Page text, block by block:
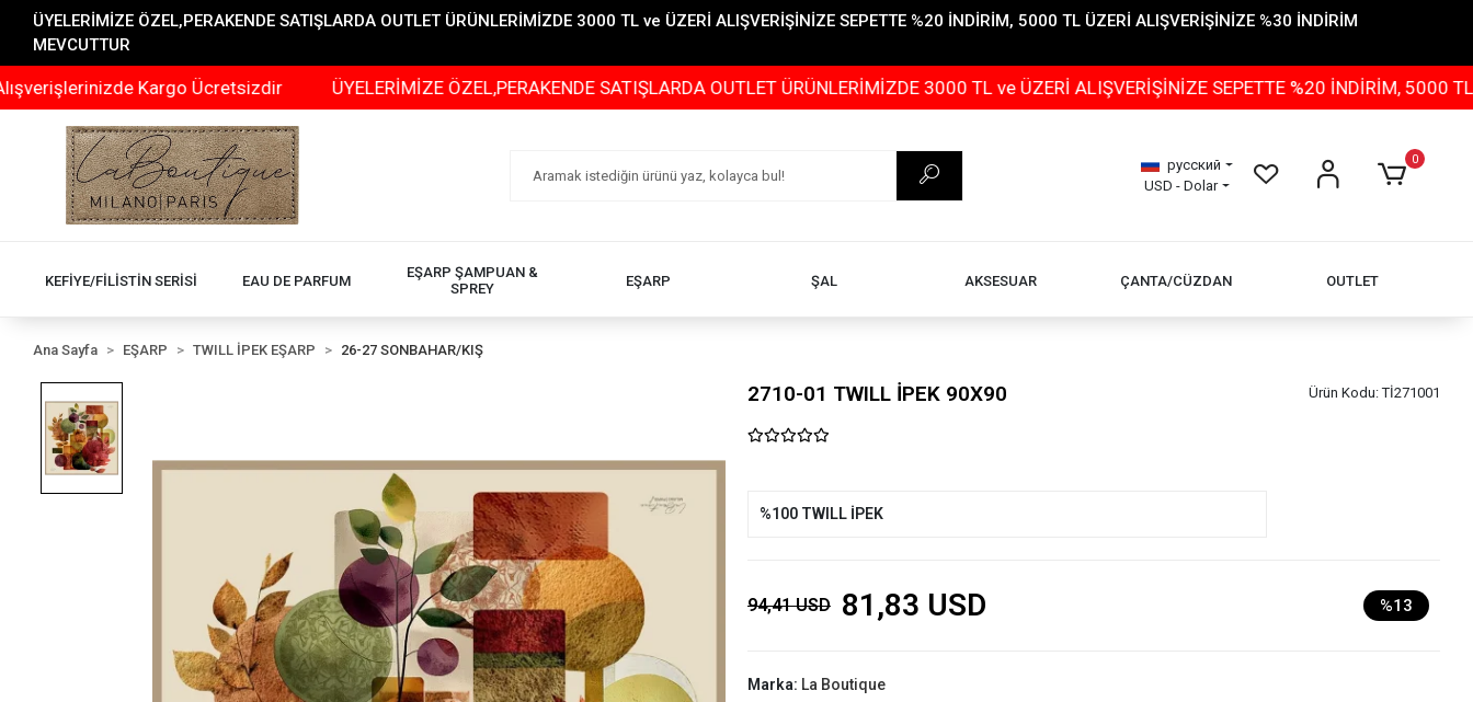
ÜYELERİMİZE ÖZEL,PERAKENDE SATIŞLARDA OUTLET ÜRÜNLERİMİZDE 3000 TL ve ÜZERİ ALIŞVERİŞİNİZE SEPETTE %20 İNDİRİM, 5000 TL ÜZERİ ALIŞVERİŞİNİZE %30 İNDİRİM
MEVCUTTUR
Kargo Ücretsizdir ÜYELERİMİZE ÖZEL,PERAKENDE SATIŞLARDA OUTLET ÜRÜNLERİMİZDE 3000 TL ve ÜZERİ ALIŞVERİŞİNİZE SEPETTE %20 İNDİRİM, 5000 TL ÜZERİ
русский
USD - Dolar
0
KEFİYE/FİLİSTİN SERİSİ EAU DE PARFUM
EŞARP ŞAMPUAN &
SPREY
EŞARP ŞAL AKSESUAR ÇANTA/CÜZDAN OUTLET
Ana Sayfa EŞARP TWILL İPEK EŞARP 26-27 SONBAHAR/KIŞ
2710-01 TWILL İPEK 90X90 Ürün Kodu:Tİ271001
%100 TWILL İPEK
94,41 USD 81,83 USD %13
Marka: La Boutique